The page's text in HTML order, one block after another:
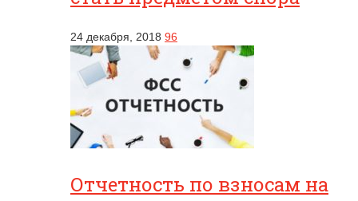
24 декабря, 2018 96
Отчетность по взносам на